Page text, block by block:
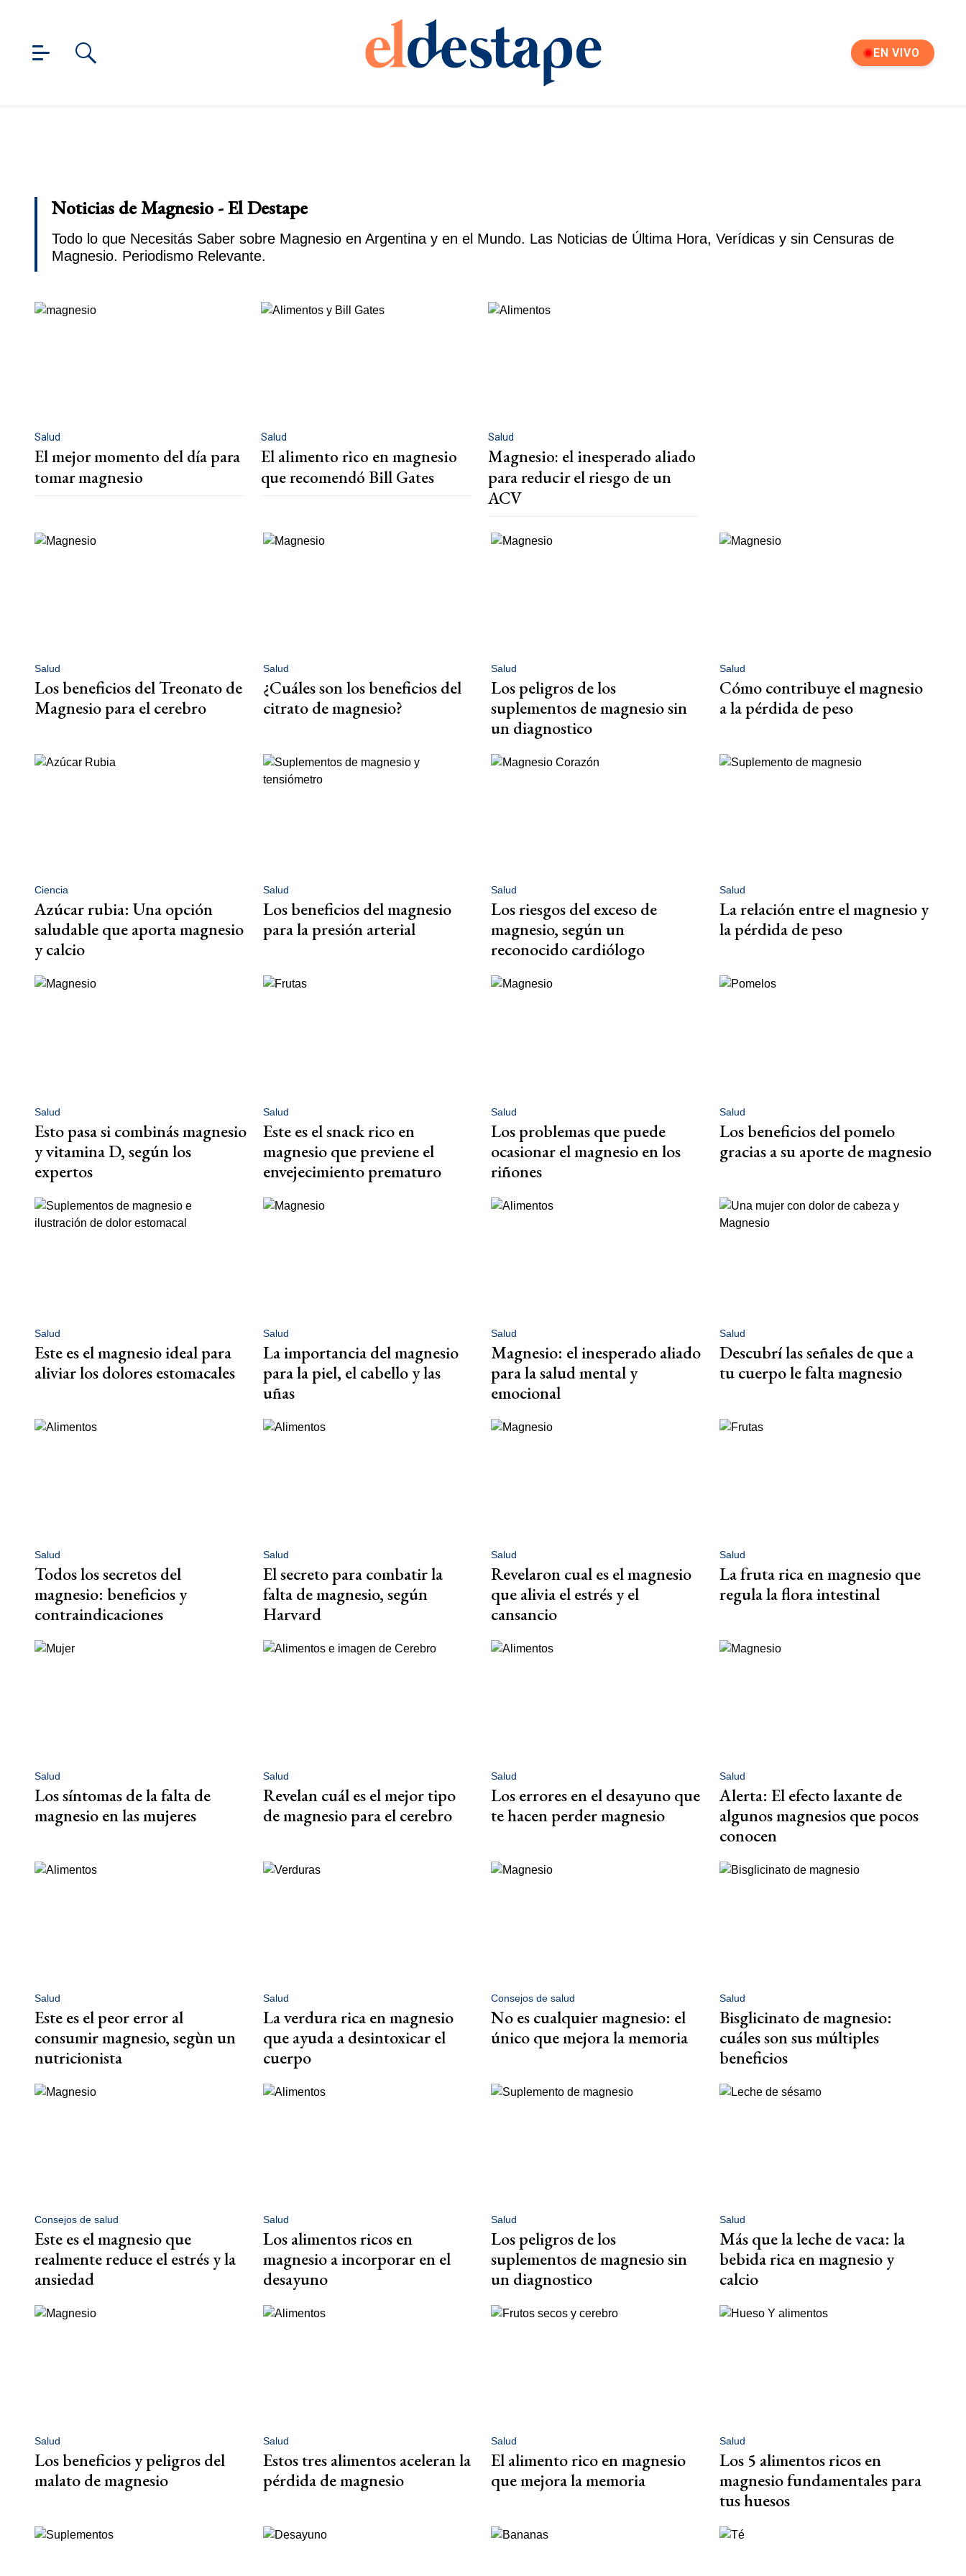
EN VIVO
Noticias de Magnesio - El Destape
Todo lo que Necesitás Saber sobre Magnesio en Argentina y en el Mundo. Las Noticias de Última Hora, Verídicas y sin Censuras de
Magnesio. Periodismo Relevante.
Salud
El mejor momento del día para
tomar magnesio
Salud
El alimento rico en magnesio
que recomendó Bill Gates
Salud
Magnesio: el inesperado aliado
para reducir el riesgo de un
ACV
Salud
Los beneficios del Treonato de
Magnesio para el cerebro
Salud
¿Cuáles son los beneficios del
citrato de magnesio?
Salud
Los peligros de los
suplementos de magnesio sin
un diagnostico
Salud
Cómo contribuye el magnesio
a la pérdida de peso
Ciencia
Azúcar rubia: Una opción
saludable que aporta magnesio
y calcio
Salud
Los beneficios del magnesio
para la presión arterial
Salud
Los riesgos del exceso de
magnesio, según un
reconocido cardiólogo
Salud
La relación entre el magnesio y
la pérdida de peso
Salud
Esto pasa si combinás magnesio
y vitamina D, según los
expertos
Salud
Este es el snack rico en
magnesio que previene el
envejecimiento prematuro
Salud
Los problemas que puede
ocasionar el magnesio en los
riñones
Salud
Los beneficios del pomelo
gracias a su aporte de magnesio
Salud
Este es el magnesio ideal para
aliviar los dolores estomacales
Salud
La importancia del magnesio
para la piel, el cabello y las
uñas
Salud
Magnesio: el inesperado aliado
para la salud mental y
emocional
Salud
Descubrí las señales de que a
tu cuerpo le falta magnesio
Salud
Todos los secretos del
magnesio: beneficios y
contraindicaciones
Salud
El secreto para combatir la
falta de magnesio, según
Harvard
Salud
Revelaron cual es el magnesio
que alivia el estrés y el
cansancio
Salud
La fruta rica en magnesio que
regula la flora intestinal
Salud
Los síntomas de la falta de
magnesio en las mujeres
Salud
Revelan cuál es el mejor tipo
de magnesio para el cerebro
Salud
Los errores en el desayuno que
te hacen perder magnesio
Salud
Alerta: El efecto laxante de
algunos magnesios que pocos
conocen
Salud
Este es el peor error al
consumir magnesio, segùn un
nutricionista
Salud
La verdura rica en magnesio
que ayuda a desintoxicar el
cuerpo
Consejos de salud
No es cualquier magnesio: el
único que mejora la memoria
Salud
Bisglicinato de magnesio:
cuáles son sus múltiples
beneficios
Consejos de salud
Este es el magnesio que
realmente reduce el estrés y la
ansiedad
Salud
Los alimentos ricos en
magnesio a incorporar en el
desayuno
Salud
Los peligros de los
suplementos de magnesio sin
un diagnostico
Salud
Más que la leche de vaca: la
bebida rica en magnesio y
calcio
Salud
Los beneficios y peligros del
malato de magnesio
Salud
Estos tres alimentos aceleran la
pérdida de magnesio
Salud
El alimento rico en magnesio
que mejora la memoria
Salud
Los 5 alimentos ricos en
magnesio fundamentales para
tus huesos